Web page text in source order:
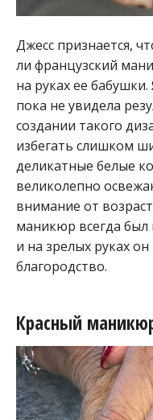
Джесс признается,
ли французский
на руках ее
пока не увидела
создании такого
избегать слишком
деликатные белые
великолепно
внимание от
маникюр всегда
и на зрелых руках
благородство.
Красный